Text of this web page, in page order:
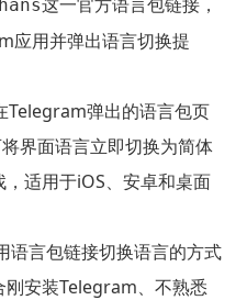
应用并弹出语言切换提
Telegram弹出的语言包页
界面语言立即切换为简体
适用于iOS、安卓和桌面
语言包链接切换语言的方式
安装Telegram、不熟悉